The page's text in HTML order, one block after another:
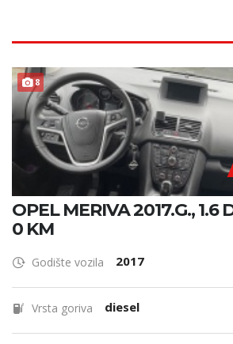
8
OPEL MERIVA 2017.G., 1.6
0 KM
Godište vozila 2017
Vrsta goriva diesel